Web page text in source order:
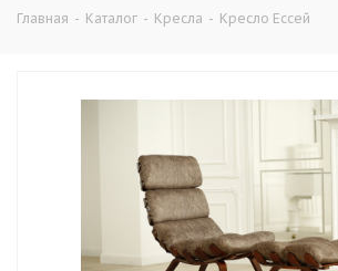
Главная - Каталог - Кресла - Кресло Ессей